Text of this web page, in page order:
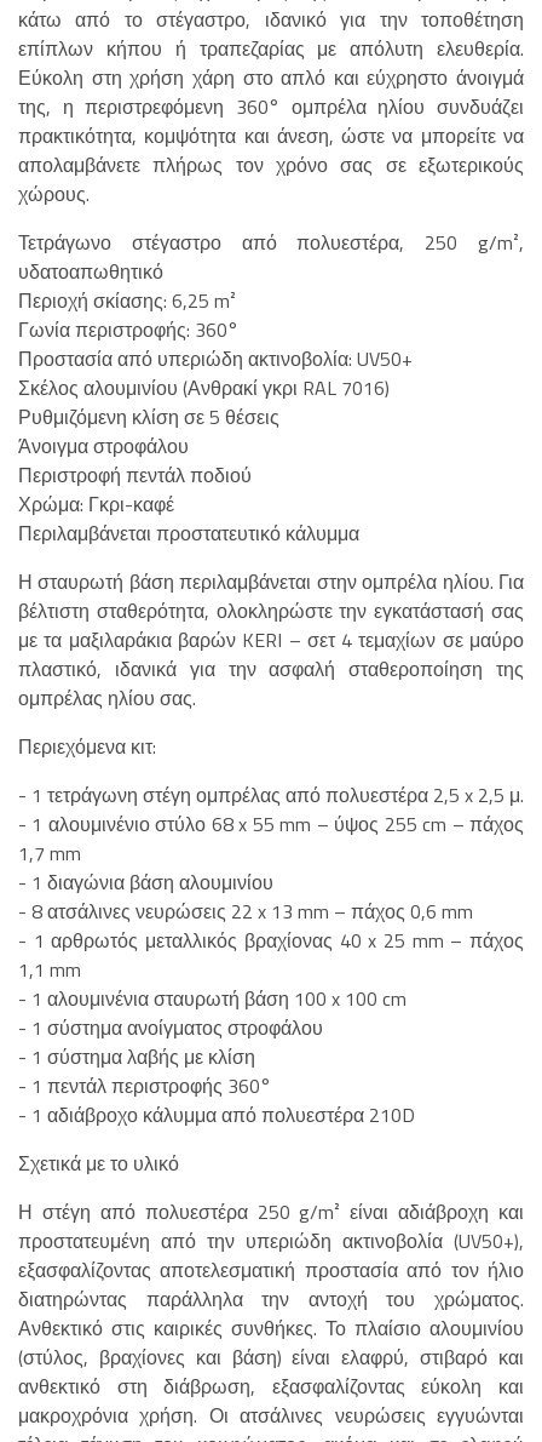
κάτω από το στέγαστρο, ιδανικό για την τοποθέτηση
επίπλων κήπου ή τραπεζαρίας με απόλυτη ελευθερία.
Εύκολη στη χρήση χάρη στο απλό και εύχρηστο άνοιγμά
της, η περιστρεφόμενη 360° ομπρέλα ηλίου συνδυάζει
πρακτικότητα, κομψότητα και άνεση, ώστε να μπορείτε να
απολαμβάνετε πλήρως τον χρόνο σας σε εξωτερικούς
χώρους.
Τετράγωνο στέγαστρο από πολυεστέρα, 250 g/m²,
υδατοαπωθητικό
Περιοχή σκίασης: 6,25 m²
Γωνία περιστροφής: 360°
Προστασία από υπεριώδη ακτινοβολία: UV50+
Σκέλος αλουμινίου (Ανθρακί γκρι RAL 7016)
Ρυθμιζόμενη κλίση σε 5 θέσεις
Άνοιγμα στροφάλου
Περιστροφή πεντάλ ποδιού
Χρώμα: Γκρι-καφέ
Περιλαμβάνεται προστατευτικό κάλυμμα
Η σταυρωτή βάση περιλαμβάνεται στην ομπρέλα ηλίου. Για
βέλτιστη σταθερότητα, ολοκληρώστε την εγκατάστασή σας
με τα μαξιλαράκια βαρών KERI – σετ 4 τεμαχίων σε μαύρο
πλαστικό, ιδανικά για την ασφαλή σταθεροποίηση της
ομπρέλας ηλίου σας.
Περιεχόμενα κιτ:
- 1 τετράγωνη στέγη ομπρέλας από πολυεστέρα 2,5 x 2,5 μ.
- 1 αλουμινένιο στύλο 68 x 55 mm – ύψος 255 cm – πάχος
1,7 mm
- 1 διαγώνια βάση αλουμινίου
- 8 ατσάλινες νευρώσεις 22 x 13 mm – πάχος 0,6 mm
- 1 αρθρωτός μεταλλικός βραχίονας 40 x 25 mm – πάχος
1,1 mm
- 1 αλουμινένια σταυρωτή βάση 100 x 100 cm
- 1 σύστημα ανοίγματος στροφάλου
- 1 σύστημα λαβής με κλίση
- 1 πεντάλ περιστροφής 360°
- 1 αδιάβροχο κάλυμμα από πολυεστέρα 210D
Σχετικά με το υλικό
Η στέγη από πολυεστέρα 250 g/m² είναι αδιάβροχη και
προστατευμένη από την υπεριώδη ακτινοβολία (UV50+),
εξασφαλίζοντας αποτελεσματική προστασία από τον ήλιο
διατηρώντας παράλληλα την αντοχή του χρώματος.
Ανθεκτικό στις καιρικές συνθήκες. Το πλαίσιο αλουμινίου
(στύλος, βραχίονες και βάση) είναι ελαφρύ, στιβαρό και
ανθεκτικό στη διάβρωση, εξασφαλίζοντας εύκολη και
μακροχρόνια χρήση. Οι ατσάλινες νευρώσεις εγγυώνται